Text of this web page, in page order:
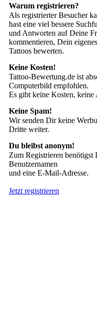
Warum registrieren?
Als registrierter Besucher
hast eine viel bessere
und Antworten auf Deine
kommentieren, Dein
Tattoos bewerten.
Keine Kosten!
Tattoo-Bewertung.de ist
Computerbild empfohlen.
Es gibt keine Kosten,
Keine Spam!
Wir senden Dir keine
Dritte weiter.
Du bleibst anonym!
Zum Registrieren benötigst
Benutzernamen
und eine E-Mail-Adresse.
Jetzt registrieren